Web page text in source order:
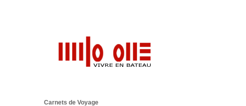
Carnets de Voyage